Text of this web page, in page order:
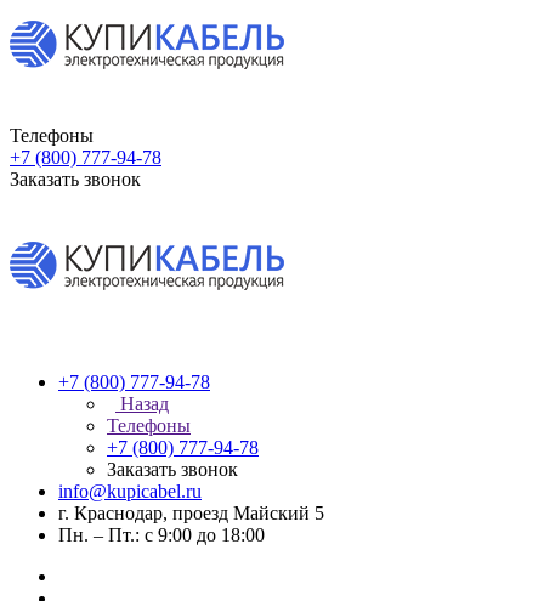
Телефоны
+7 (800) 777-94-78
Заказать звонок
+7 (800) 777-94-78
Назад
Телефоны
+7 (800) 777-94-78
Заказать звонок
info@kupicabel.ru
г. Краснодар, проезд Майский 5
Пн. – Пт.: с 9:00 до 18:00